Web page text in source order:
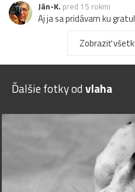
Ján-K. pred 15 rokmi
Aj ja sa pridávam ku
pred 15 rokmi
Blahoželám k výberu dňa !
I IXYZETpred 15 rokmi
gratulujem k výberu dňa
pred 15 rokmi
Nuž ten Tvoj balkón
Fotečka parádna a
Zobraziť
Ďalšie fotky odvlaha